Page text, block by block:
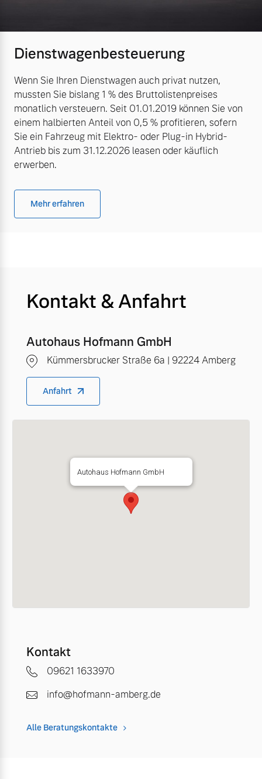
Dienstwagenbesteuerung
Wenn Sie Ihren Dienstwagen auch privat nutzen,
mussten Sie bislang 1 % des Bruttolistenpreises
monatlich versteuern. Seit 01.01.2019 können Sie von
einem halbierten Anteil von 0,5 % profitieren, sofern
Sie ein Fahrzeug mit Elektro- oder Plug-in Hybrid-
Antrieb bis zum 31.12.2026 leasen oder käuflich
erwerben.
Mehr erfahren
Kontakt & Anfahrt
Autohaus Hofmann GmbH
Kümmersbrucker Straße 6a | 92224 Amberg
Anfahrt
Autohaus Hofmann GmbH
Kontakt
09621 1633970
info@hofmann-amberg.de
Alle Beratungskontakte